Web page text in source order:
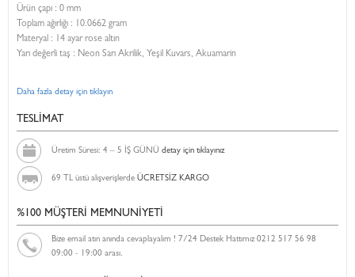
Ürün çapı : 0 mm
Toplam ağırlığı : 10.0662 gram
Materyal : 14 ayar rose altın
Yarı değerli taş : Neon Sarı Akrilik, Yeşil Kuvars, Akuamarin
Daha fazla detay için tıklayın
TESLİMAT
Üretim Süresi: 4 – 5 İŞ GÜNÜ detay için tıklayınız
69 TL üstü alışverişlerde ÜCRETSİZ KARGO
%100 MÜŞTERİ MEMNUNİYETİ
Bize email atın anında cevaplayalım ! 7/24 Destek Hattımız 0212 517 56 98
09:00 - 19:00 arası.